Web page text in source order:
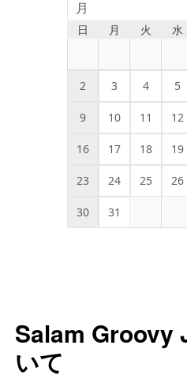
月
日 月 火 水
2 3 4 5
9 10 11 12
16 17 18 19
23 24 25 26
30 31
Salam Groovy
いて